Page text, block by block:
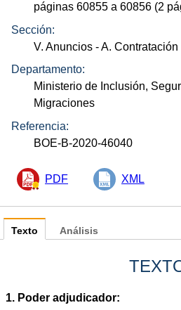
páginas 60855 a 60856 (2
Sección:
V. Anuncios - A.
Departamento:
Ministerio de Inclusión,
Migraciones
Referencia:
BOE-B-2020-46040
PDF XML
Texto
1. Poder adjudicador:
Análisis